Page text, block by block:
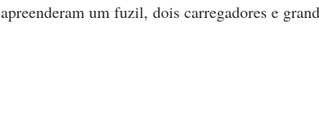
apreenderam um fuzil, dois carregadores e